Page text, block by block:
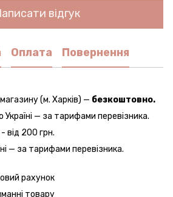
відгук
Оплата Повернення
(м. Харків) — безкоштовно.
— за тарифами перевізника.
від 200 грн.
— за тарифами перевізника.
рахунок
товару